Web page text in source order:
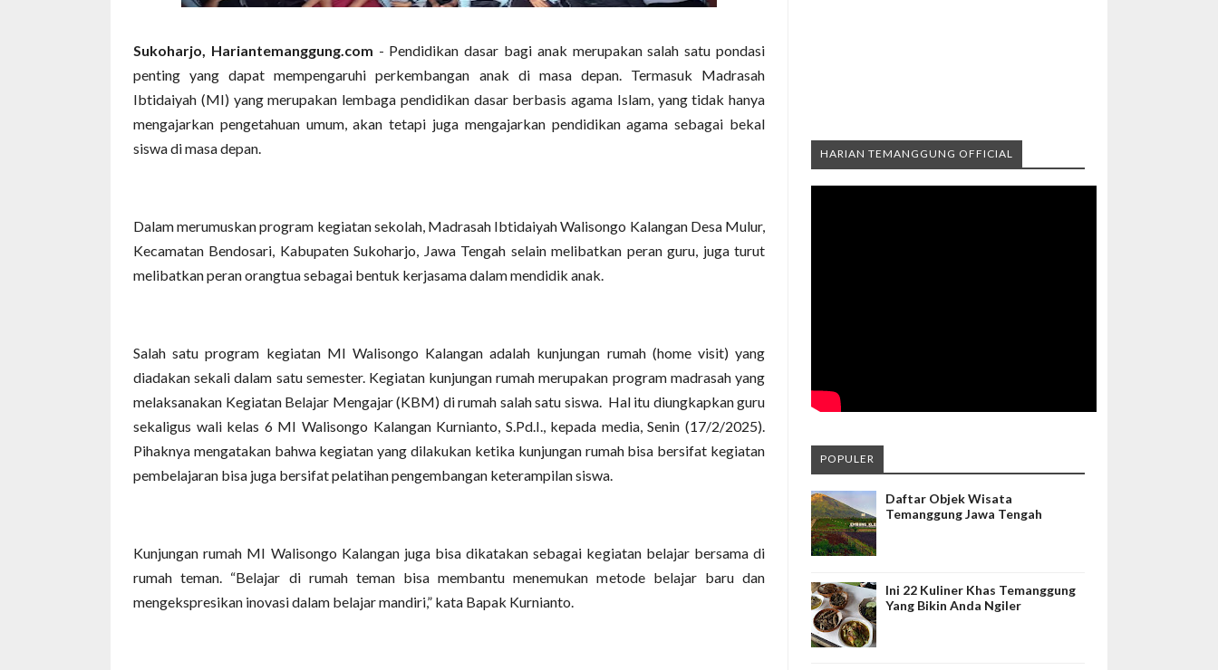
Sukoharjo, Hariantemanggung.com - Pendidikan dasar bagi anak merupakan salah satu pondasi
penting yang dapat mempengaruhi perkembangan anak di masa depan. Termasuk Madrasah
Ibtidaiyah (MI) yang merupakan lembaga pendidikan dasar berbasis agama Islam, yang tidak hanya
mengajarkan pengetahuan umum, akan tetapi juga mengajarkan pendidikan agama sebagai bekal
siswa di masa depan.
Dalam merumuskan program kegiatan sekolah, Madrasah Ibtidaiyah Walisongo Kalangan Desa Mulur,
Kecamatan Bendosari, Kabupaten Sukoharjo, Jawa Tengah selain melibatkan peran guru, juga turut
melibatkan peran orangtua sebagai bentuk kerjasama dalam mendidik anak.
Salah satu program kegiatan MI Walisongo Kalangan adalah kunjungan rumah (home visit) yang
diadakan sekali dalam satu semester. Kegiatan kunjungan rumah merupakan program madrasah yang
melaksanakan Kegiatan Belajar Mengajar (KBM) di rumah salah satu siswa. Hal itu diungkapkan guru
sekaligus wali kelas 6 MI Walisongo Kalangan Kurnianto, S.Pd.I., kepada media, Senin (17/2/2025).
Pihaknya mengatakan bahwa kegiatan yang dilakukan ketika kunjungan rumah bisa bersifat kegiatan
pembelajaran bisa juga bersifat pelatihan pengembangan keterampilan siswa.
Kunjungan rumah MI Walisongo Kalangan juga bisa dikatakan sebagai kegiatan belajar bersama di
rumah teman. “Belajar di rumah teman bisa membantu menemukan metode belajar baru dan
mengekspresikan inovasi dalam belajar mandiri,” kata Bapak Kurnianto.
HARIAN TEMANGGUNG OFFICIAL
POPULER
Daftar Objek Wisata
Temanggung Jawa Tengah
Ini 22 Kuliner Khas Temanggung
Yang Bikin Anda Ngiler